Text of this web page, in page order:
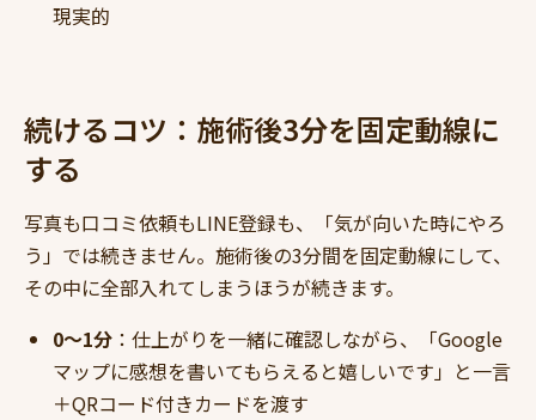
現実的
続けるコツ：施術後3分を固定動線に
する
写真も口コミ依頼もLINE登録も、「気が向いた時にやろ
う」では続きません。施術後の3分間を固定動線にして、
その中に全部入れてしまうほうが続きます。
0〜1分 ：仕上がりを一緒に確認しながら、「Google
マップに感想を書いてもらえると嬉しいです」と一言
＋QRコード付きカードを渡す